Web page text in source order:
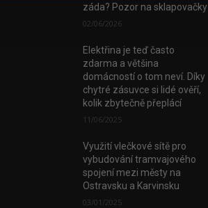
záda? Pozor na sklapovačky
02/06/2026
Elektřina je teď často
zdarma a většina
domácností o tom neví. Díky
chytré zásuvce si lidé ověří,
kolik zbytečně přeplácí
11/06/2025
Využití vlečkové sítě pro
vybudování tramvajového
spojení mezi městy na
Ostravsku a Karvinsku
03/01/2025